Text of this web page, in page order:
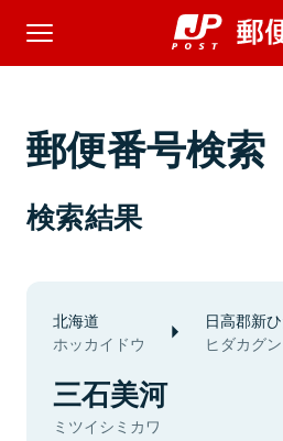
郵便番号検索
検索結果
北海道
ホッカイドウ
日高郡新
ヒダカグ
三石美河
ミツイシミカワ